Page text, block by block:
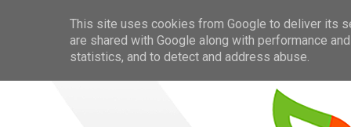
This site uses cookies from Google to deliver its
are shared with Google along with performance
statistics, and to detect and address abuse.